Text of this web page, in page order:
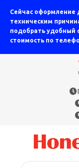
Сейчас оформление
техническим
подобрать удобный
стоимость по